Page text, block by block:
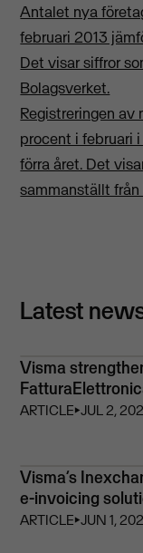
Antalet nya
februari 2013
Det visar siffror
Bolagsverket.
Registreringen av
procent i februari
förra året. Det
sammanställt
Latest
Visma
ARTICLE⏵JUL 2,
Visma’s
e-invoicing
ARTICLE⏵JUN 1,